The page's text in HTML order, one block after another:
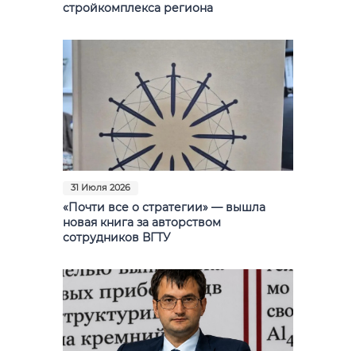
стройкомплекса региона
31 Июля 2026
«Почти все о стратегии» — вышла
новая книга за авторством
сотрудников ВГТУ